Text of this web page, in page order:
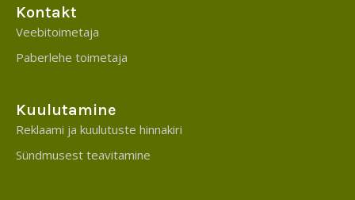
Kontakt
Veebitoimetaja
Paberlehe toimetaja
Kuulutamine
Reklaami ja kuulutuste hinnakiri
Sündmusest teavitamine